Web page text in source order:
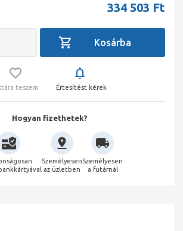
334 503 Ft
teszem Értesítést kérek
Hogyan fizethetek?
Személyesen
az üzletben
Személyesen
a futárnál